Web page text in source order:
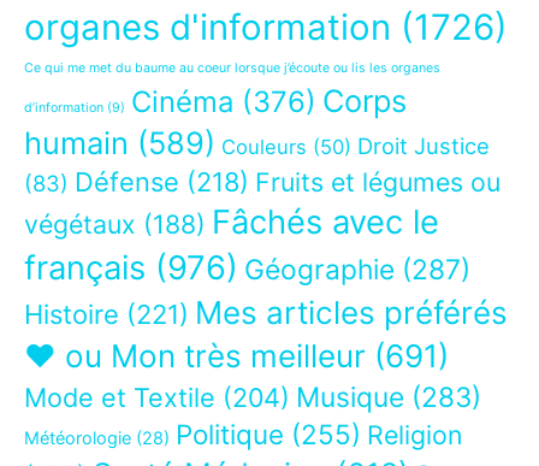
organes d'information (1726)
Ce qui me met du baume au coeur lorsque j’écoute ou lis les organes
d’information (9) Cinéma (376) Corps
humain (589) Couleurs (50) Droit Justice
(83) Défense (218) Fruits et légumes ou
végétaux (188) Fâchés avec le
français (976) Géographie (287)
Histoire (221) Mes articles préférés
❤ ou Mon très meilleur (691)
Mode et Textile (204) Musique (283)
Météorologie (28) Politique (255) Religion